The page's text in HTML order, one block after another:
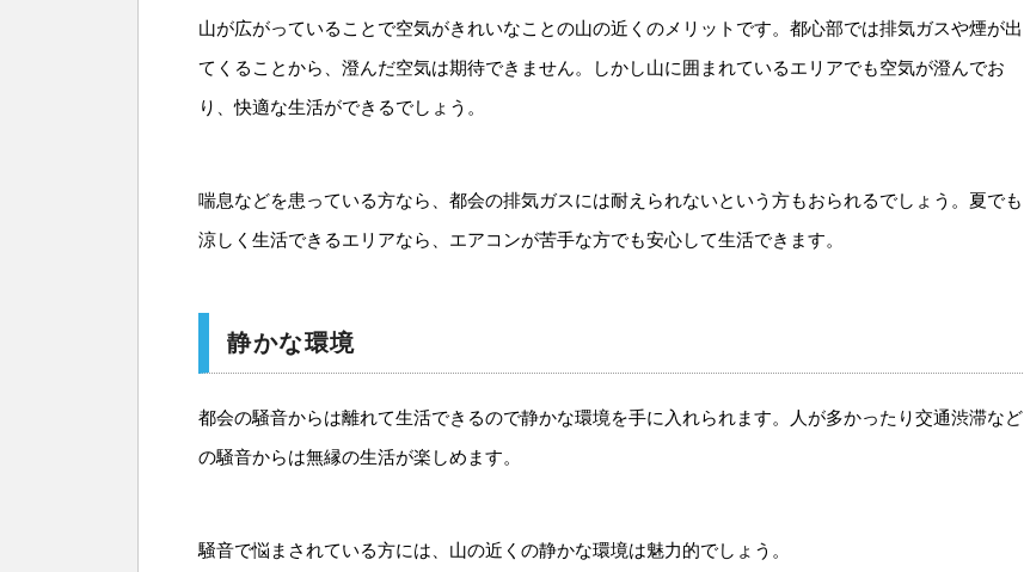
山が広がっていることで空気がきれいなことの山の近くのメリットです。都心部では排気ガスや煙が出
てくることから、澄んだ空気は期待できません。しかし山に囲まれているエリアでも空気が澄んでお
り、快適な生活ができるでしょう。
喘息などを患っている方なら、都会の排気ガスには耐えられないという方もおられるでしょう。夏でも
涼しく生活できるエリアなら、エアコンが苦手な方でも安心して生活できます。
静かな環境
都会の騒音からは離れて生活できるので静かな環境を手に入れられます。人が多かったり交通渋滞など
の騒音からは無縁の生活が楽しめます。
騒音で悩まされている方には、山の近くの静かな環境は魅力的でしょう。